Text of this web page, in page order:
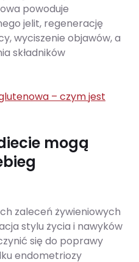
powoduje
jelit, regenerację
wyciszenie objawów, a
składników
– czym jest
mogą
zaleceń żywieniowych
stylu życia i nawyków
się do poprawy
endometriozy